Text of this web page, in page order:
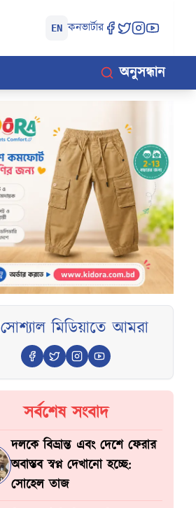
EN কনভার্টার
অনুসন্ধান
সোশ্যাল মিডিয়াতে আমরা
সর্বশেষ সংবাদ
দলকে বিভ্রান্ত এবং দেশে ফেরার
অবাস্তব স্বপ্ন দেখানো হচ্ছে:
সোহেল তাজ